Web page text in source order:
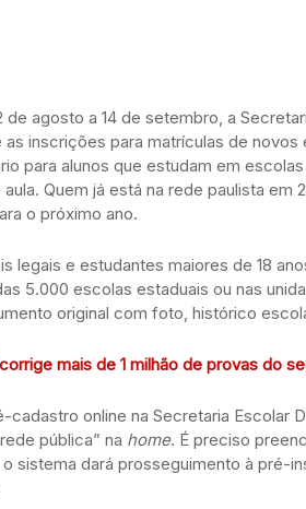
de agosto a 14 de setembro, a
inscrições para matrículas de novos
para alunos que estudam em
Quem já está na rede paulista em
o próximo ano.
legais e estudantes maiores de 18
5.000 escolas estaduais ou nas
original com foto, histórico
mais de 1 milhão de provas do
cadastro online na Secretaria Escolar
pública” na home. É preciso
sistema dará prosseguimento à pré-